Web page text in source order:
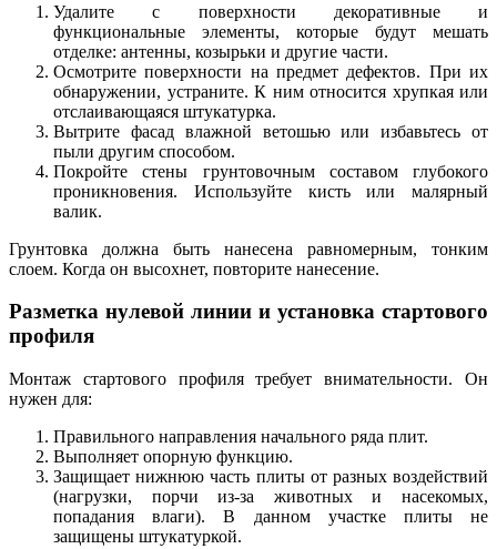
Удалите с поверхности декоративные и
функциональные элементы, которые будут мешать
отделке: антенны, козырьки и другие части.
Осмотрите поверхности на предмет дефектов. При их
обнаружении, устраните. К ним относится хрупкая или
отслаивающаяся штукатурка.
Вытрите фасад влажной ветошью или избавьтесь от
пыли другим способом.
Покройте стены грунтовочным составом глубокого
проникновения. Используйте кисть или малярный
валик.
Грунтовка должна быть нанесена равномерным, тонким
слоем. Когда он высохнет, повторите нанесение.
Разметка нулевой линии и установка стартового
профиля
Монтаж стартового профиля требует внимательности. Он
нужен для:
Правильного направления начального ряда плит.
Выполняет опорную функцию.
Защищает нижнюю часть плиты от разных воздействий
(нагрузки, порчи из-за животных и насекомых,
попадания влаги). В данном участке плиты не
защищены штукатуркой.